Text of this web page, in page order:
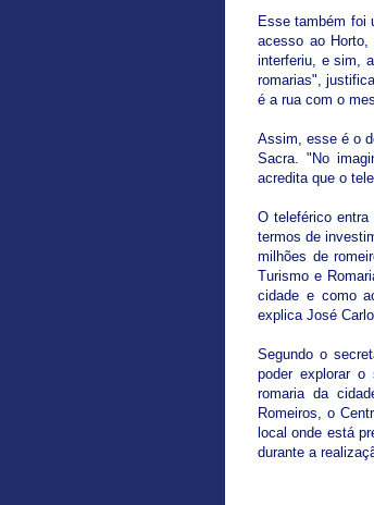
Esse também foi
acesso ao
interferiu, e sim,
romarias",
é a rua com o
Assim, esse é o
Sacra. "No
acredita que o
O teleférico
termos de
milhões de
Turismo e
cidade e como
explica José
Segundo o
poder explorar o
romaria da
Romeiros, o
local onde está
durante a